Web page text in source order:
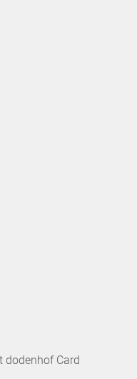
dodenhof Card